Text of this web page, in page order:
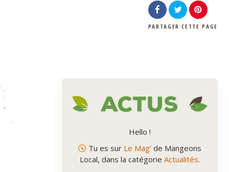
PARTAGER CETTE PAGE
Hello !
Tu es sur Le Mag’ de Mangeons
Local, dans la catégorie Actualités.